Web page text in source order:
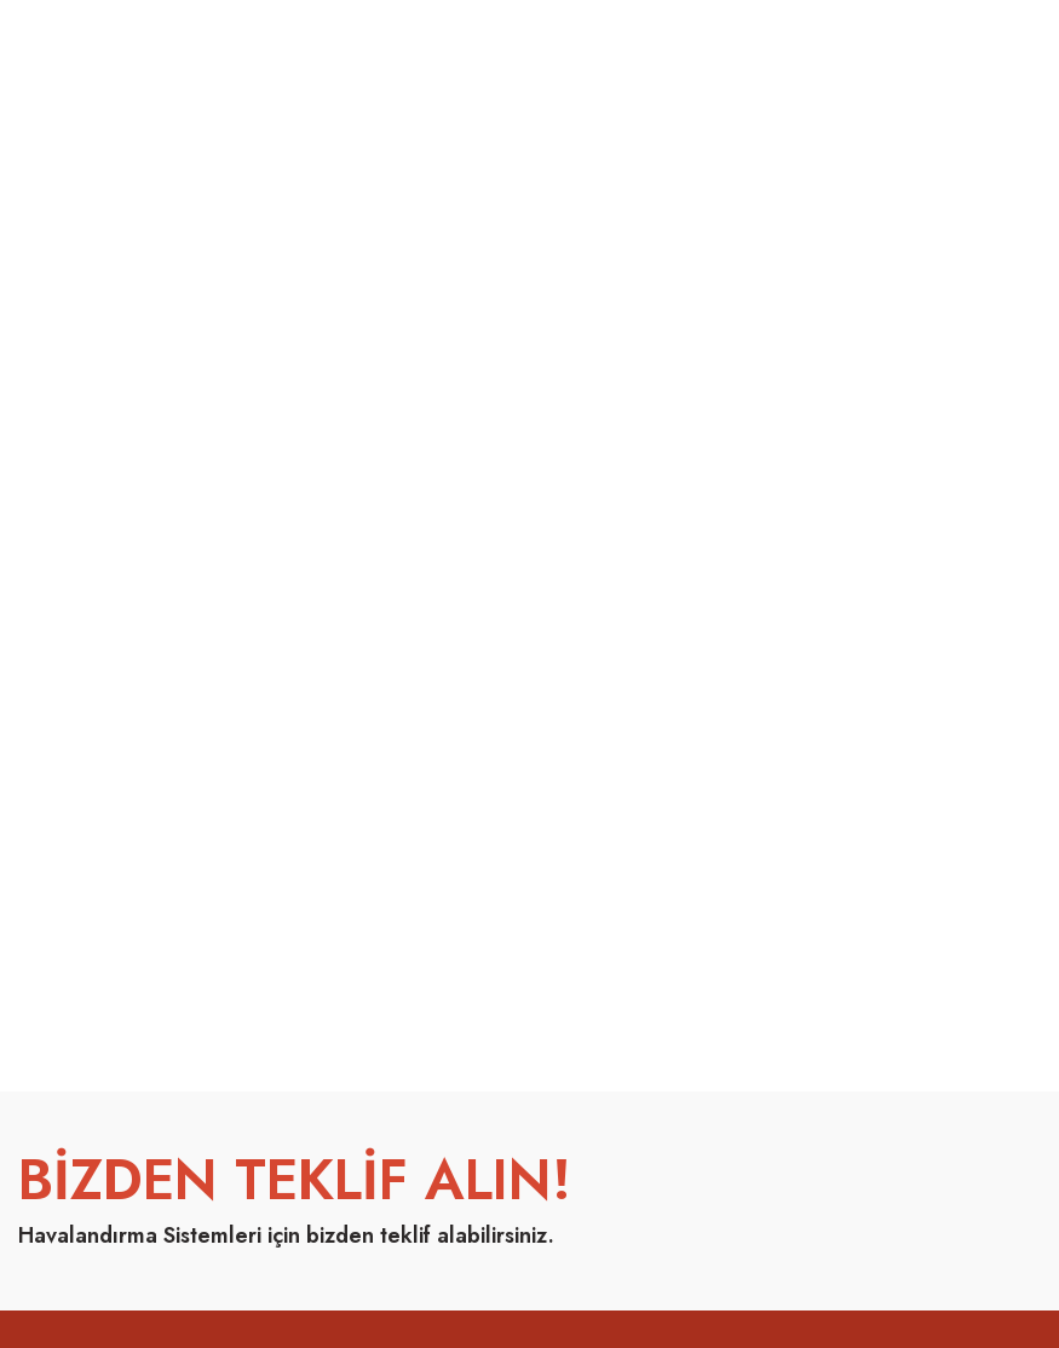
BİZDEN TEKLİF ALIN!
Havalandırma Sistemleri için bizden teklif alabilirsiniz.